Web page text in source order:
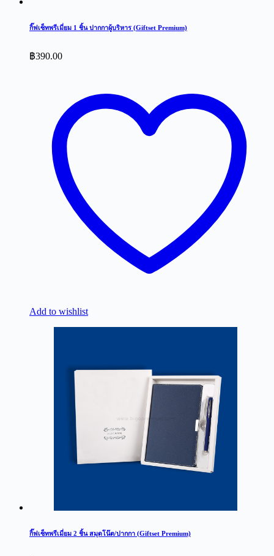
กิ๊ฟเซ็ทพรีเมี่ยม 1 ชิ้น ปากกาผู้บริหาร (Giftset Premium)
฿390.00
Add to wishlist
กิ๊ฟเซ็ทพรีเมี่ยม 2 ชิ้น สมุดโน๊ต/ปากกา (Giftset Premium)